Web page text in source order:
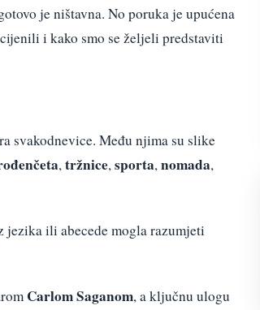
je ništavna. No poruka je upućena
i kako smo se željeli predstaviti
svakodnevice. Među njima su slike
,tržnice,sporta,nomada,
jezika ili abecede mogla razumjeti
Carlom Saganom, a ključnu ulogu